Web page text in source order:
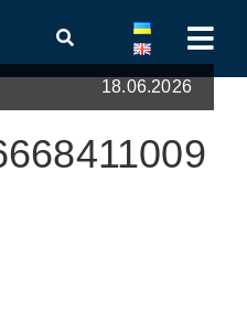
18.06.2026